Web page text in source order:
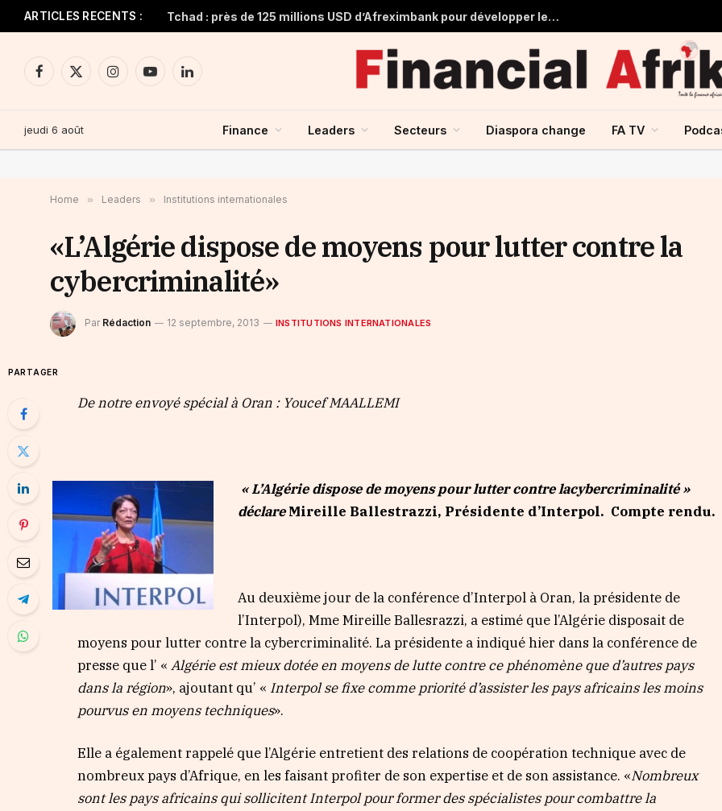
ARTICLES RECENTS : Tchad : près de 125 millions USD d’Afreximbank pour développer les infrastructures et le commerce
Facebook
X
InstagramYouTubeLinkedIn
jeudi 6 août Finance Leaders Secteurs Diaspora change FA TV
Home » Leaders » Institutions internationales
«L’Algérie dispose de moyens pour lutter contre la
cybercriminalité»
Par Rédaction 12 septembre, 2013 INSTITUTIONS INTERNATIONALES
PARTAGER
De notre envoyé spécial à Oran : Youcef MAALLEMI
«L’Algérie dispose de moyens pour lutter contre lacybercriminalité »
déclareMireille Ballestrazzi, Présidente d’Interpol. Compte rendu.
Au deuxième jour de la conférence d’Interpol à Oran, la présidente de
l’Interpol), Mme Mireille Ballesrazzi, a estimé que l’Algérie disposait de
moyens pour lutter contre la cybercriminalité. La présidente a indiqué hier dans la conférence de
presse que l’ «Algérie est mieux dotée en moyens de lutte contre ce phénomène que d’autres pays
dans la région», ajoutant qu’ « Interpol se fixe comme priorité d’assister les pays africains les moins
pourvus en moyens techniques».
Elle a également rappelé que l’Algérie entretient des relations de coopération technique avec de
nombreux pays d’Afrique, en les faisant profiter de son expertise et de son assistance. «Nombreux
sont les pays africains qui sollicitent Interpol pour former des spécialistes pour combattre la